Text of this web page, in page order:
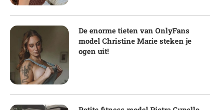
De enorme tieten van OnlyFans
model Christine Marie steken je
ogen uit!